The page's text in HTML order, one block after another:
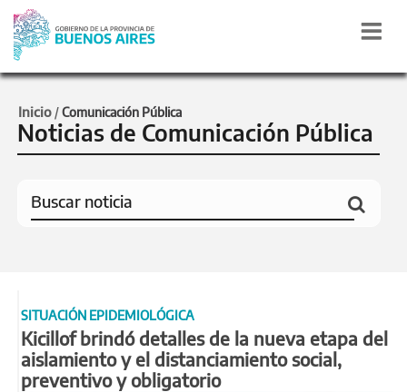
Inicio /Comunicación Pública
Noticias de Comunicación Pública
SITUACIÓN EPIDEMIOLÓGICA
Kicillof brindó detalles de la nueva etapa del
aislamiento y el distanciamiento social,
preventivo y obligatorio